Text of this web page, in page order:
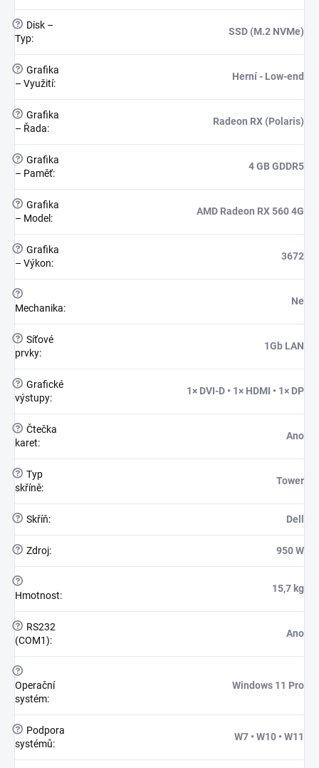
?
Disk –
Typ:
SSD (M.2 NVMe)
? Grafika
– Využití:
Herní - Low-end
? Grafika
– Řada:
Radeon RX (Polaris)
? Grafika
– Paměť:
4 GB GDDR5
? Grafika
– Model :
AMD Radeon RX 560 4G
? Grafika
– Výkon:
3672
?
Mechanika:
Ne
? Síťové
prvky:
1Gb LAN
? Grafické
výstupy:
1× DVI-D • 1× HDMI • 1× DP
? Čtečka
karet:
Ano
? Typ
skříně:
Tower
? Skříň: Dell
? Zdroj: 950 W
?
Hmotnost:
15,7 kg
?
RS232
(COM1):
Ano
?
Operační
systém:
Windows 11 Pro
?
Podpora
systémů:
W7 • W10 • W11